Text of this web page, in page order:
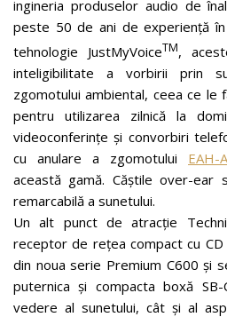
ingineria produselor audio de
peste 50 de ani de experiență în
tehnologie JustMyVoiceTM,
inteligibilitate a vorbirii prin
zgomotului ambiental, ceea ce le
pentru utilizarea zilnică la
videoconferințe și convorbiri
cu anulare a zgomotului EAH-
această gamă. Căștile over-ear
remarcabilă a sunetului.
Un alt punct de atracție
receptor de rețea compact cu CD
din noua serie Premium C600 și
puternica și compacta boxă
vedere al sunetului, cât și al